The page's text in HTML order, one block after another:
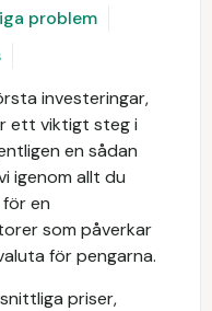
problem
investeringar,
ett viktigt steg i
en sådan
igenom allt du
en
som påverkar
för pengarna.
priser,